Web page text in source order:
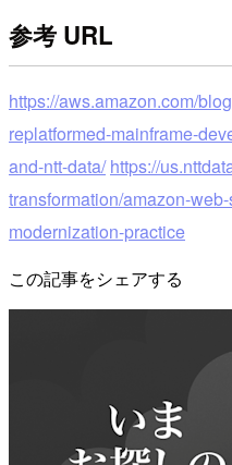
参考 URL
https://aws.amazon.com/
replatformed-mainframe-
and-ntt-data/ https://
transformation/amazon-
modernization-practice
この記事をシェアする